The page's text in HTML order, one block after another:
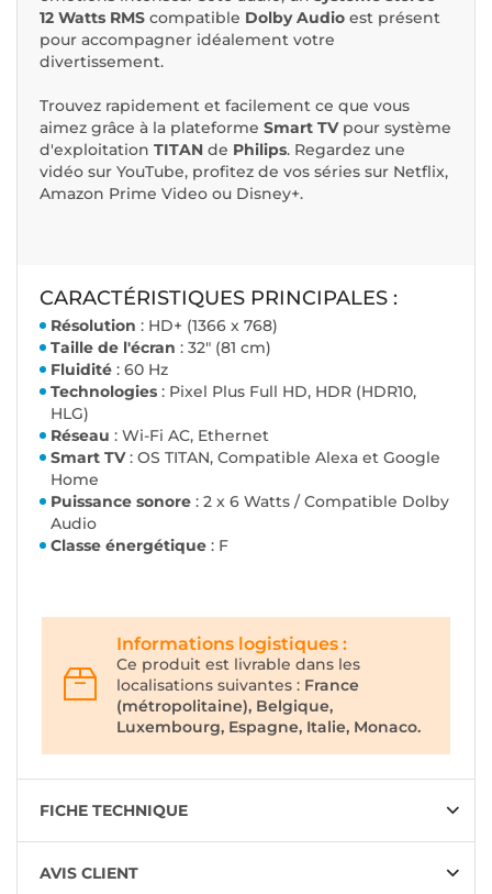
12 Watts RMS compatible Dolby Audio est présent
pour accompagner idéalement votre
divertissement.
Trouvez rapidement et facilement ce que vous
aimez grâce à la plateforme Smart TV pour système
d'exploitation TITAN de Philips. Regardez une
vidéo sur YouTube, profitez de vos séries sur Netflix,
Amazon Prime Video ou Disney+.
CARACTÉRISTIQUES PRINCIPALES :
Résolution : HD+ (1366 x 768)
Taille de l'écran : 32" (81 cm)
Fluidité : 60 Hz
Technologies : Pixel Plus Full HD, HDR (HDR10,
HLG)
Réseau : Wi-Fi AC, Ethernet
Smart TV: OS TITAN, Compatible Alexa et Google
Home
Puissance sonore : 2 x 6 Watts / Compatible Dolby
Audio
Classe énergétique : F
Informations logistiques :
Ce produit est livrable dans les
localisations suivantes : France
(métropolitaine), Belgique,
Luxembourg, Espagne, Italie, Monaco.
FICHE TECHNIQUE
AVIS CLIENT